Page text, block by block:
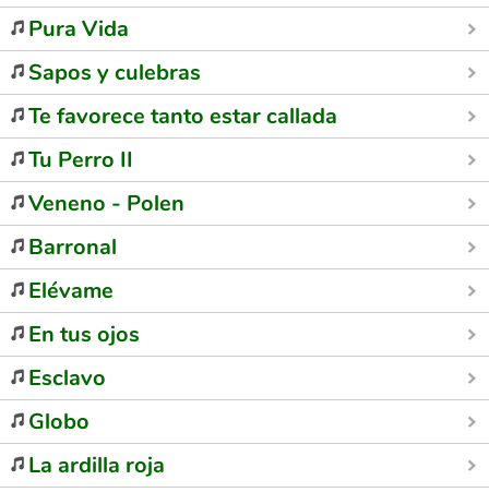
Pura Vida
Sapos y culebras
Te favorece tanto estar callada
Tu Perro II
Veneno - Polen
Barronal
Elévame
En tus ojos
Esclavo
Globo
La ardilla roja